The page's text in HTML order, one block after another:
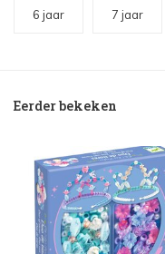
6 jaar 7 jaar
Eerder bekeken